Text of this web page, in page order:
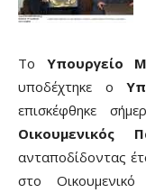
Το Υπουργείο
υποδέχτηκε ο
επισκέφθηκε
Οικουμενικός
ανταποδίδοντας
στο